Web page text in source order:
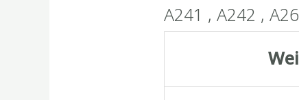
A241 , A242 ,